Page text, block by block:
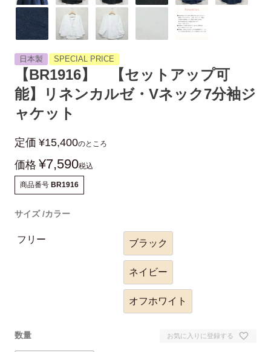
日本製 SPECIAL PRICE
【BR1916】 【セットアップ可
能】リネンカルゼ・Vネック7分袖ジ
ャケット
定価 ¥15,400のところ
価格 ¥7,590税込
商品番号 BR1916
サイズ カラー
フリー ブラック
ネイビー
オフホワイト
お気に入りに登録する